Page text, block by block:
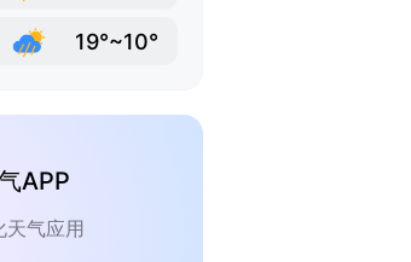
19°~10°
APP
天气应用